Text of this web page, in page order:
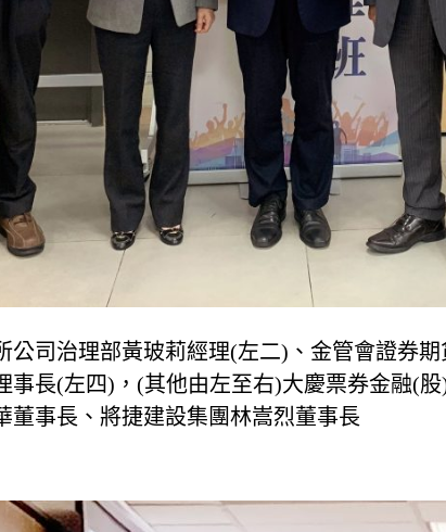
公司治理部黃玻莉經理(左二)、金管會證券
事長(左四)，(其他由左至右)大慶票券金融(
董事長、將捷建設集團林嵩烈董事長